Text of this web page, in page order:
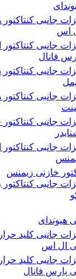
جانبی کنتاکتور
اس
جانبی
فانال
جانبی
جانبی
جانبی
جانبی کنتاکتور
خازنی زیمنس
جانبی
هیوندای
جانبی کلید
ال اس
جانبی کلید
پارس فانال